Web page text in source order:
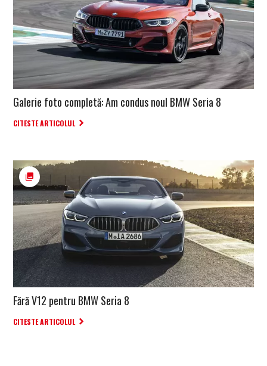
Galerie foto completă: Am condus noul BMW Seria 8
CITESTE ARTICOLUL
Fără V12 pentru BMW Seria 8
CITESTE ARTICOLUL